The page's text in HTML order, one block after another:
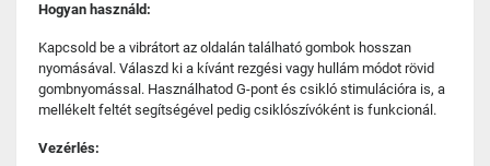
Hogyan használd:
Kapcsold be a vibrátort az oldalán található gombok hosszan
nyomásával. Válaszd ki a kívánt rezgési vagy hullám módot rövid
gombnyomással. Használhatod G-pont és csikló stimulációra is, a
mellékelt feltét segítségével pedig csiklószívóként is funkcionál.
Vezérlés: